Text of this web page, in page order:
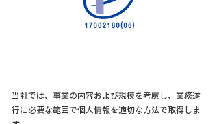
当社では、事業の内容および規模を考慮し、業務遂
行に必要な範囲で個人情報を適切な方法で取得しま